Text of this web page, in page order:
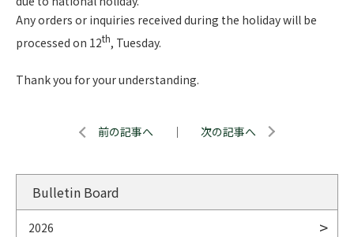
Any orders or inquiries received during the holiday will be
processed on 12th, Tuesday.
Thank you for your understanding.
前の記事へ ｜ 次の記事へ
Bulletin Board
2026